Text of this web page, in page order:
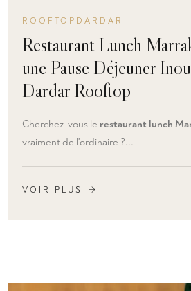
ROOFTOPDARDAR
Restaurant Lunch
une Pause Déjeuner
Dardar Rooftop
Cherchez-vous le restaurant lunch
vraiment de l'ordinaire ?...
VOIR PLUS